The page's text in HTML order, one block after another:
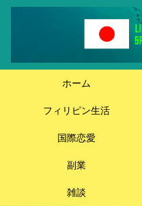
ホーム
フィリピン生活
国際恋愛
副業
雑談